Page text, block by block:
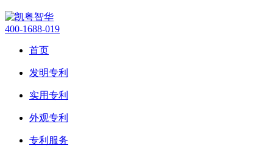
400-1688-019
首页
发明专利
实用专利
外观专利
专利服务